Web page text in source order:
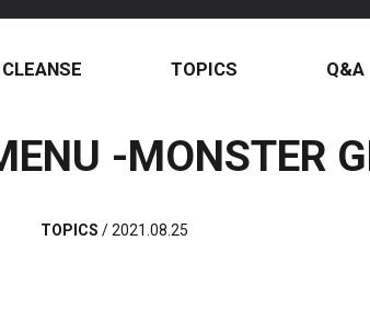
CLEANSE TOPICS Q&A
-MONSTER
TOPICS /2021.08.25